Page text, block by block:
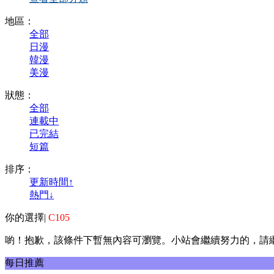
地區：
全部
日漫
韓漫
美漫
狀態：
全部
連載中
已完結
短篇
排序：
更新時間↑
熱門↓
你的選擇| C105
喲！抱歉，該條件下暫無內容可瀏覽。小站會繼續努力的，請
每日推薦